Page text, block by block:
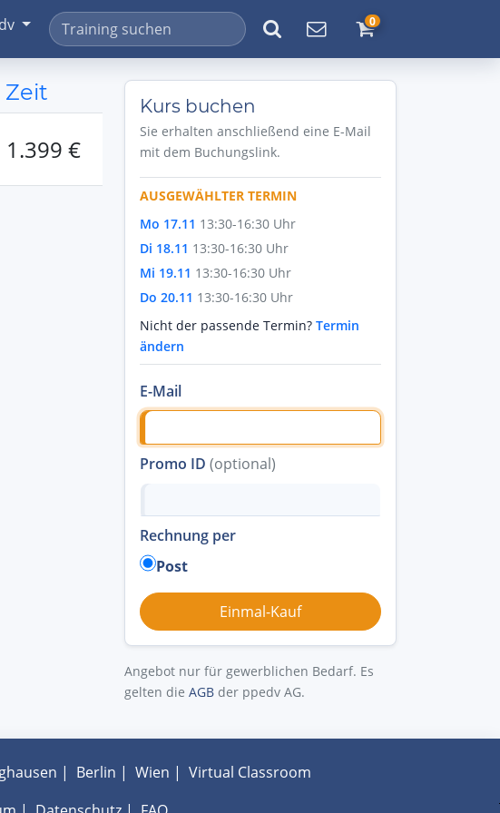
0
Zeit
1.399 €
Kurs buchen
Sie erhalten anschließend eine E-Mail
mit dem Buchungslink.
AUSGEWÄHLTER TERMIN
Mo 17.11 13:30-16:30 Uhr
Di 18.11 13:30-16:30 Uhr
Mi 19.11 13:30-16:30 Uhr
Do 20.11 13:30-16:30 Uhr
Nicht der passende Termin? Termin
ändern
E-Mail
Promo ID (optional)
Rechnung per
Post
Angebot nur für gewerblichen Bedarf. Es
gelten die AGB der ppedv AG.
| Berlin | Wien | Virtual Classroom